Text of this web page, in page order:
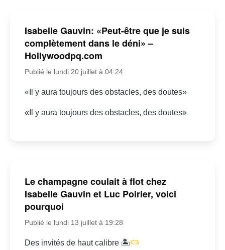
Isabelle Gauvin: «Peut-être que je suis
complètement dans le déni» –
Hollywoodpq.com
Publié le lundi 20 juillet à 04:24
«Il y aura toujours des obstacles, des doutes»
«Il y aura toujours des obstacles, des doutes»
Le champagne coulait à flot chez
Isabelle Gauvin et Luc Poirier, voici
pourquoi
Publié le lundi 13 juillet à 19:28
Des invités de haut calibre 🏝